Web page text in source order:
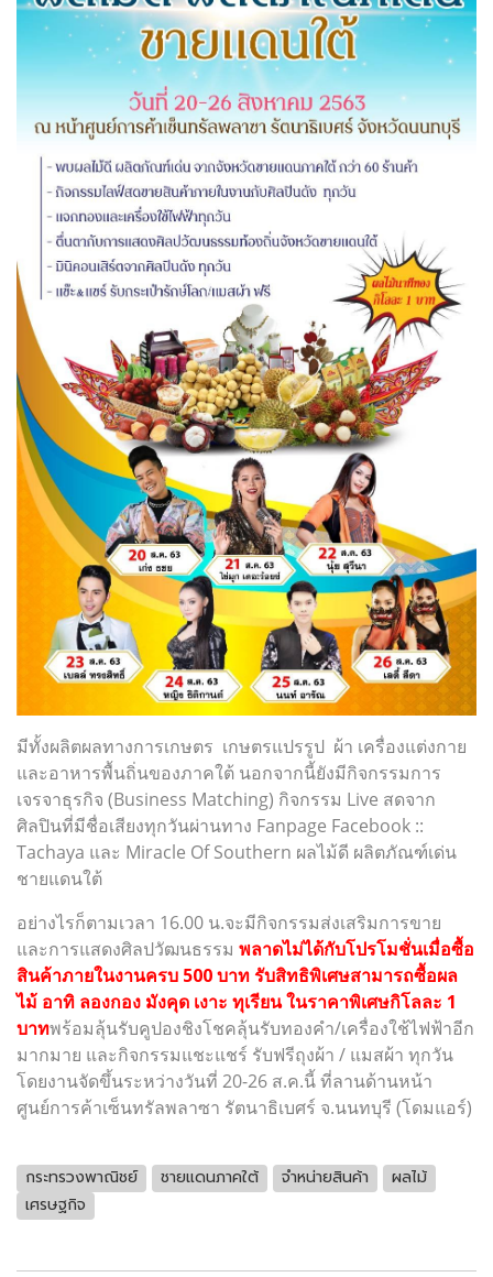
มีทั้งผลิตผลทางการเกษตร เกษตรแปรรูป ผ้า เครื่องแต่งกาย
และอาหารพื้นถิ่นของภาคใต้ นอกจากนี้ยังมีกิจกรรมการ
เจรจาธุรกิจ (Business Matching) กิจกรรม Live สดจาก
ศิลปินที่มีชื่อเสียงทุกวันผ่านทาง Fanpage Facebook ::
Tachaya และ Miracle Of Southern ผลไม้ดี ผลิตภัณฑ์เด่น
ชายแดนใต้
อย่างไรก็ตามเวลา 16.00 น.จะมีกิจกรรมส่งเสริมการขาย
และการแสดงศิลปวัฒนธรรม พลาดไม่ได้กับโปรโมชั่นเมื่อซื้อ
สินค้าภายในงานครบ 500 บาท รับสิทธิพิเศษสามารถซื้อผล
ไม้ อาทิ ลองกอง มังคุด เงาะ ทุเรียน ในราคาพิเศษกิโลละ 1
บาทพร้อมลุ้นรับคูปองชิงโชคลุ้นรับทองคำ/เครื่องใช้ไฟฟ้าอีก
มากมาย และกิจกรรมแชะแชร์ รับฟรีถุงผ้า / แมสผ้า ทุกวัน
โดยงานจัดขึ้นระหว่างวันที่ 20-26 ส.ค.นี้ ที่ลานด้านหน้า
ศูนย์การค้าเซ็นทรัลพลาซา รัตนาธิเบศร์ จ.นนทบุรี (โดมแอร์)
กระทรวงพาณิชย์ ชายแดนภาคใต้ จำหน่ายสินค้า
ผลไม้
เศรษฐกิจ